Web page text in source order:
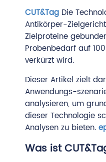
CUT&Tag Die
Antikörper-
Zielproteine
Probenbedarf auf
verkürzt wird.
Dieser Artikel zielt
Anwendungs-
analysieren, um
dieser Technologie
Analysen zu bieten.
Was ist